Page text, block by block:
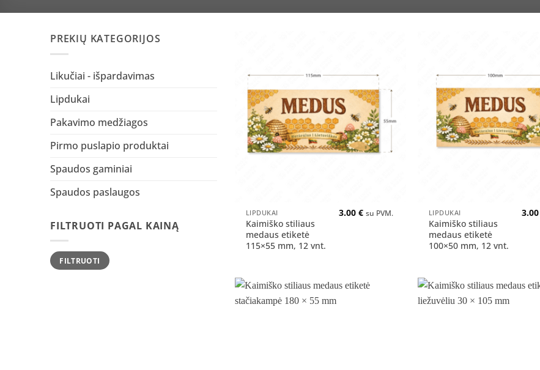
PREKIŲ KATEGORIJOS
Likučiai - išpardavimas
Lipdukai
Pakavimo medžiagos
Pirmo puslapio produktai
Spaudos gaminiai
Spaudos paslaugos
FILTRUOTI PAGAL KAINĄ
Min
kaina
Maks
kainaFILTRUOTI
į norų
sąrašą
LIPDUKAI
Kaimiško stiliaus
medaus etiketė
115×55 mm, 12 vnt.
3.00 € su PVM. LIPDUKAI
Kaimiško stiliaus
medaus etiketė
100×50 mm, 12 vnt.
3.00